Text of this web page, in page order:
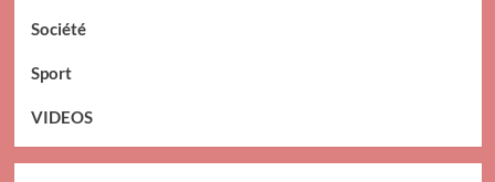
Société
Sport
VIDEOS